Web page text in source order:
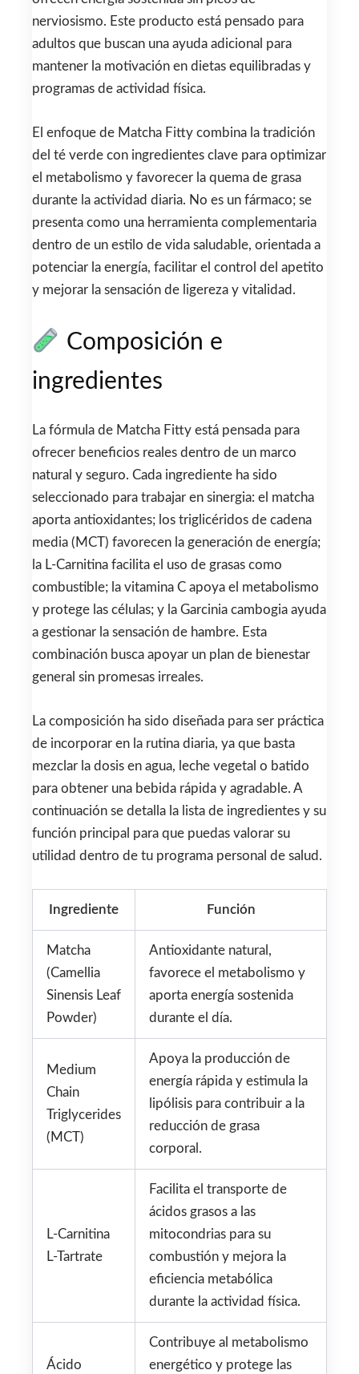
nerviosismo. Este producto está pensado para
adultos que buscan una ayuda adicional para
mantener la motivación en dietas equilibradas y
programas de actividad física.
El enfoque de Matcha Fitty combina la tradición
del té verde con ingredientes clave para optimizar
el metabolismo y favorecer la quema de grasa
durante la actividad diaria. No es un fármaco; se
presenta como una herramienta complementaria
dentro de un estilo de vida saludable, orientada a
potenciar la energía, facilitar el control del apetito
y mejorar la sensación de ligereza y vitalidad.
Composición e
ingredientes
La fórmula de Matcha Fitty está pensada para
ofrecer beneficios reales dentro de un marco
natural y seguro. Cada ingrediente ha sido
seleccionado para trabajar en sinergia: el matcha
aporta antioxidantes; los triglicéridos de cadena
media (MCT) favorecen la generación de energía;
la L-Carnitina facilita el uso de grasas como
combustible; la vitamina C apoya el metabolismo
y protege las células; y la Garcinia cambogia ayuda
a gestionar la sensación de hambre. Esta
combinación busca apoyar un plan de bienestar
general sin promesas irreales.
La composición ha sido diseñada para ser práctica
de incorporar en la rutina diaria, ya que basta
mezclar la dosis en agua, leche vegetal o batido
para obtener una bebida rápida y agradable. A
continuación se detalla la lista de ingredientes y su
función principal para que puedas valorar su
utilidad dentro de tu programa personal de salud.
Ingrediente Función
Matcha
(Camellia
Sinensis Leaf
Powder)
Antioxidante natural,
favorece el metabolismo y
aporta energía sostenida
durante el día.
Medium
Chain
Triglycerides
(MCT)
Apoya la producción de
energía rápida y estimula la
lipólisis para contribuir a la
reducción de grasa
corporal.
L-Carnitina
L-Tartrate
Facilita el transporte de
ácidos grasos a las
mitocondrias para su
combustión y mejora la
eficiencia metabólica
durante la actividad física.
Ácido
Contribuye al metabolismo
energético y protege las